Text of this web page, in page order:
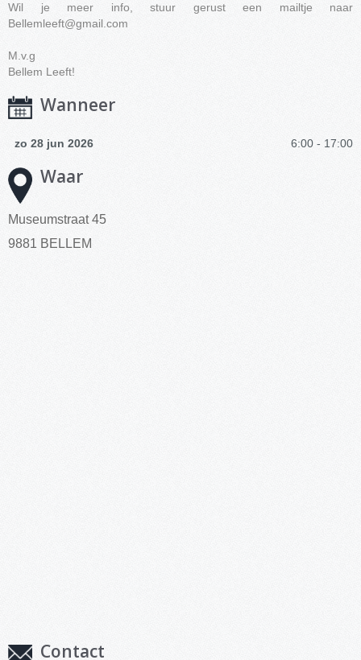
Wil je meer info, stuur gerust een mailtje naar
Bellemleeft@gmail.com
M.v.g
Bellem Leeft!
Wanneer
zo 28 jun 2026 6:00 - 17:00
Waar
Museumstraat 45
9881 BELLEM
Contact